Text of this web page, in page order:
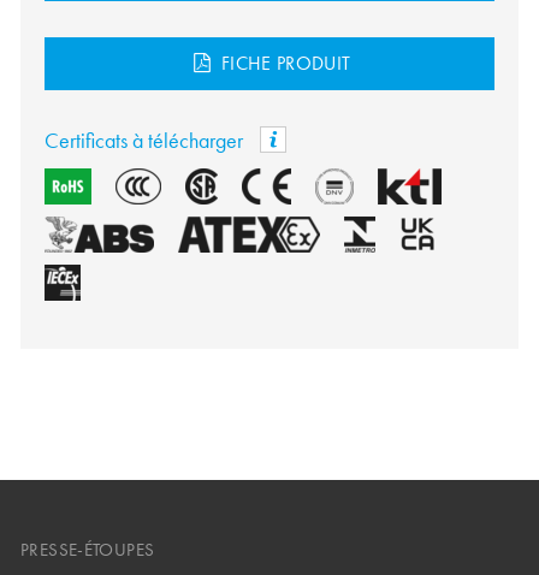
FICHE PRODUIT
Certificats à télécharger
PRESSE-ÉTOUPES